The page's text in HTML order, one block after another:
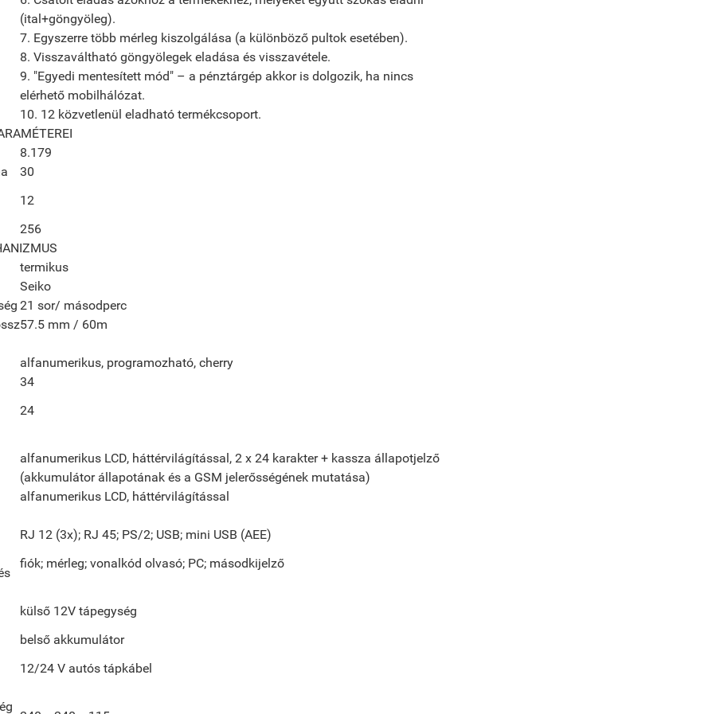
(ital+göngyöleg).
7. Egyszerre több mérleg kiszolgálása (a különböző pultok esetében).
8. Visszaváltható göngyölegek eladása és visszavétele.
9. "Egyedi mentesített mód" – a pénztárgép akkor is dolgozik, ha nincs
elérhető mobilhálózat.
10. 12 közvetlenül eladható termékcsoport.
8.179
30
12
256
termikus
Seiko
21 sor/ másodperc
57.5 mm / 60m
alfanumerikus, programozható, cherry
34
24
alfanumerikus LCD, háttérvilágítással, 2 x 24 karakter + kassza állapotjelző
(akkumulátor állapotának és a GSM jelerősségének mutatása)
alfanumerikus LCD, háttérvilágítással
RJ 12 (3x); RJ 45; PS/2; USB; mini USB (AEE)
fiók; mérleg; vonalkód olvasó; PC; másodkijelző
külső 12V tápegység
belső akkumulátor
12/24 V autós tápkábel